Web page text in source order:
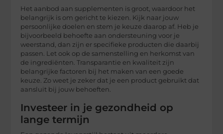
Het aanbod aan supplementen is groot, waardoor het
belangrijk is om gericht te kiezen. Kijk naar jouw
persoonlijke doelen en stem je keuze daarop af. Heb je
bijvoorbeeld behoefte aan ondersteuning voor je
weerstand, dan zijn er specifieke producten die daarbij
passen. Let ook op de samenstelling en herkomst van
de ingrediënten. Transparantie en kwaliteit zijn
belangrijke factoren bij het maken van een goede
keuze. Zo weet je zeker dat je een product gebruikt dat
aansluit bij jouw behoeften.
Investeer in je gezondheid op
lange termijn